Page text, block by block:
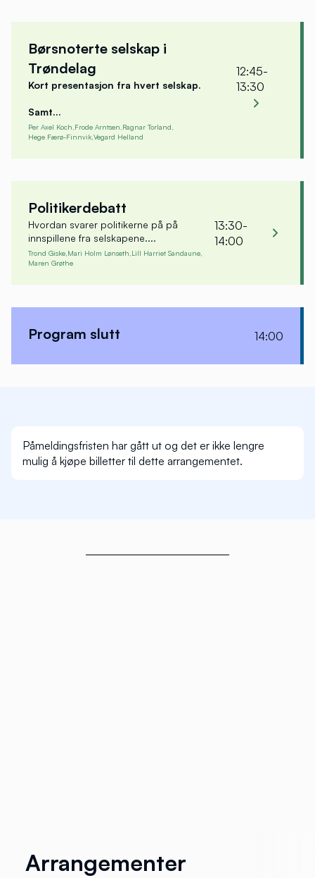
Vegard Helland
SpareBank 1 SMN
Børsnoterte selskap i
Trøndelag
Kort presentasjon fra hvert selskap.
Samt...
Per Axel Koch, Frode Arntsen, Ragnar Torland,
Hege Færø-Finnvik, Vegard Helland
12:45-
13:30
Per Axel Koch
Polaris Media ASA
Politikerdebatt
Hvordan svarer politikerne på på
innspillene fra selskapene....
Trond Giske, Mari Holm Lønseth, Lill Harriet Sandaune,
Maren Grøthe
13:30-
14:00
Trond Giske
Arbeiderpartiet
Program slutt 14:00
Påmeldingsfristen har gått ut og det er ikke lengre
mulig å kjøpe billetter til dette arrangementet.
Arrangementer